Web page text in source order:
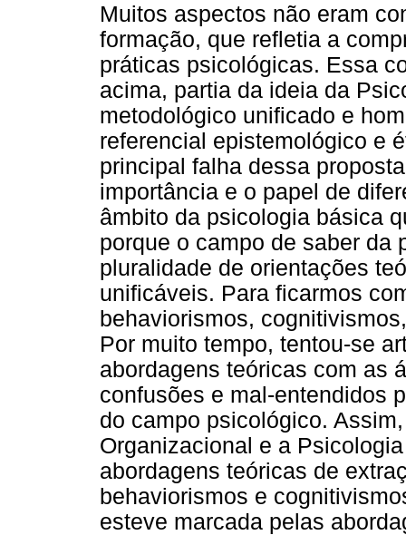
Muitos aspectos não eram
formação, que refletia a
práticas psicológicas. Essa
acima, partia da ideia da
metodológico unificado e
referencial epistemológico e
principal falha dessa
importância e o papel de
âmbito da psicologia básica
porque o campo de saber da
pluralidade de orientações
unificáveis. Para ficarmos
behaviorismos,
Por muito tempo, tentou-se
abordagens teóricas com as
confusões e mal-entendidos
do campo psicológico.
Organizacional e a
abordagens teóricas de
behaviorismos e
esteve marcada pelas